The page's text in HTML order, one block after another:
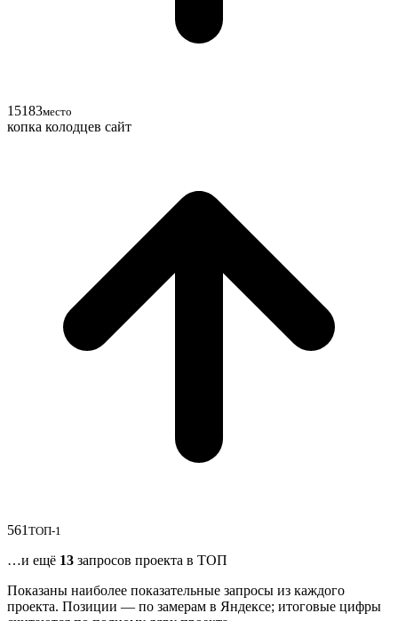
15183место
копка колодцев сайт
561 ТОП-1
…и ещё 13 запросов проекта в ТОП
Показаны наиболее показательные запросы из каждого
проекта. Позиции — по замерам в Яндексе; итоговые цифры